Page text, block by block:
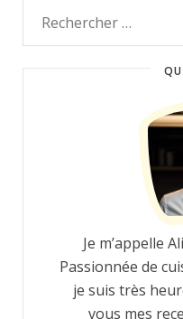
Je m’appelle
Passionnée de
je suis très
vous mes